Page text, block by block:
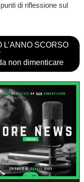
di riflessione sul
SCORSO
non dimenticare